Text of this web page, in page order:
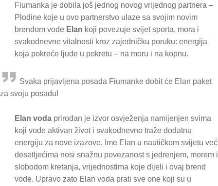
Fiumanka je dobila još jednog novog vrijednog partnera –
Plodine koje u ovo partnerstvo ulaze sa svojim novim
brendom vode Elan koji povezuje svijet sporta, mora i
svakodnevne vitalnosti kroz zajedničku poruku: energija
koja pokreće ljude u pokretu – na moru i na kopnu.
Svaka prijavljena posada Fiumanke dobit će Elan paket
za svoju posadu!
Elan voda prirodan je izvor osvježenja namijenjen svima
koji vode aktivan život i svakodnevno traže dodatnu
energiju za nove izazove. Ime Elan u nautičkom svijetu već
desetljećima nosi snažnu povezanost s jedrenjem, morem i
slobodom kretanja, vrijednostima koje dijeli i ovaj brend
vode. Upravo zato Elan voda prati sve one koji su u